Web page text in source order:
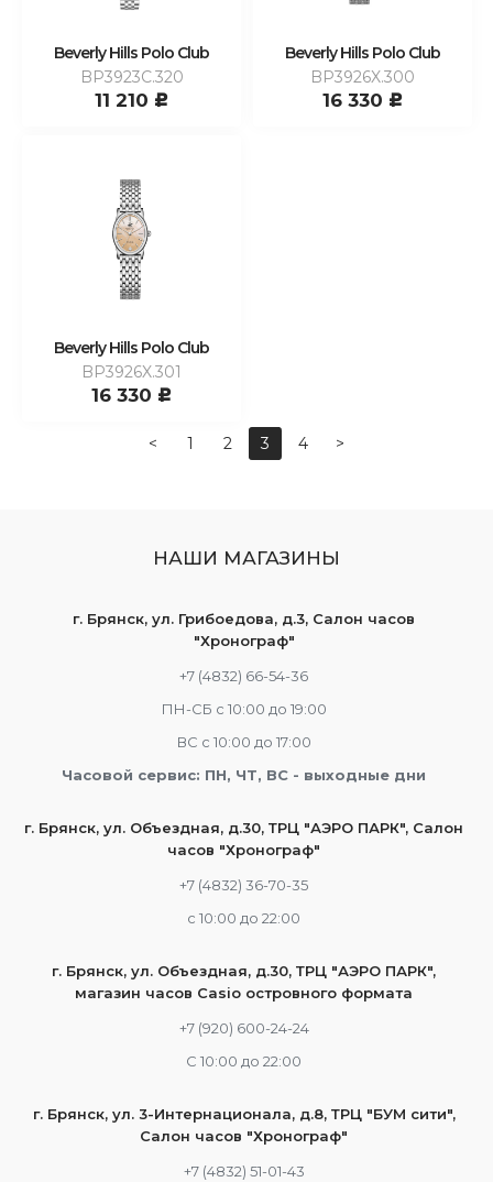
Beverly Hills Polo Club
BP3923C.320
11 210 c
Beverly Hills Polo Club
BP3926X.300
16 330 c
Beverly Hills Polo Club
BP3926X.301
16 330 c
< 1 2 3 4 >
НАШИ МАГАЗИНЫ
г. Брянск, ул. Грибоедова, д.3, Салон часов
"Хронограф"
+7 (4832) 66-54-36
ПН-СБ с 10:00 до 19:00
ВС с 10:00 до 17:00
Часовой сервис: ПН, ЧТ, ВС - выходные дни
г. Брянск, ул. Объездная, д.30, ТРЦ "АЭРО ПАРК", Салон
часов "Хронограф"
+7 (4832) 36-70-35
c 10:00 до 22:00
г. Брянск, ул. Объездная, д.30, ТРЦ "АЭРО ПАРК",
магазин часов Casio островного формата
+7 (920) 600-24-24
С 10:00 до 22:00
г. Брянск, ул. 3-Интернационала, д.8, ТРЦ "БУМ сити",
Салон часов "Хронограф"
+7 (4832) 51-01-43